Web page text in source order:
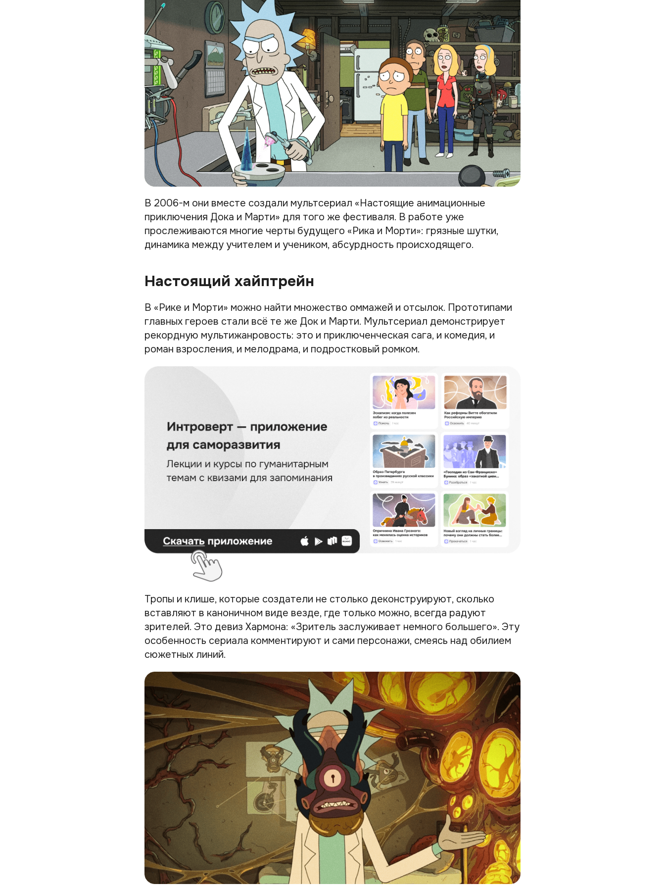
В 2006-м они вместе создали мультсериал «Настоящие анимационные
приключения Дока и Марти» для того же фестиваля. В работе уже
прослеживаются многие черты будущего «Рика и Морти»: грязные шутки,
динамика между учителем и учеником, абсурдность происходящего.
Настоящий хайптрейн
В «Рике и Морти» можно найти множество оммажей и отсылок. Прототипами
главных героев стали всё те же Док и Марти. Мультсериал демонстрирует
рекордную мультижанровость: это и приключенческая сага, и комедия, и
роман взросления, и мелодрама, и подростковый ромком.
Тропы и клише, которые создатели не столько деконструируют, сколько
вставляют в каноничном виде везде, где только можно, всегда радуют
зрителей. Это девиз Хармона: «Зритель заслуживает немного большего». Эту
особенность сериала комментируют и сами персонажи, смеясь над обилием
сюжетных линий.